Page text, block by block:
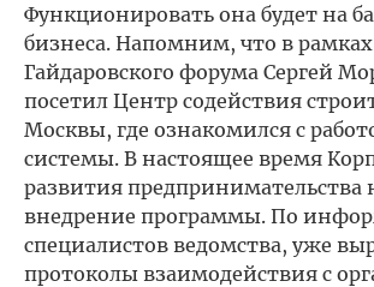
Функционировать она будет на
бизнеса. Напомним, что в рамках
Гайдаровского форума Сергей
посетил Центр содействия
Москвы, где ознакомился с
системы. В настоящее время
развития предпринимательства
внедрение программы. По
специалистов ведомства, уже
протоколы взаимодействия с